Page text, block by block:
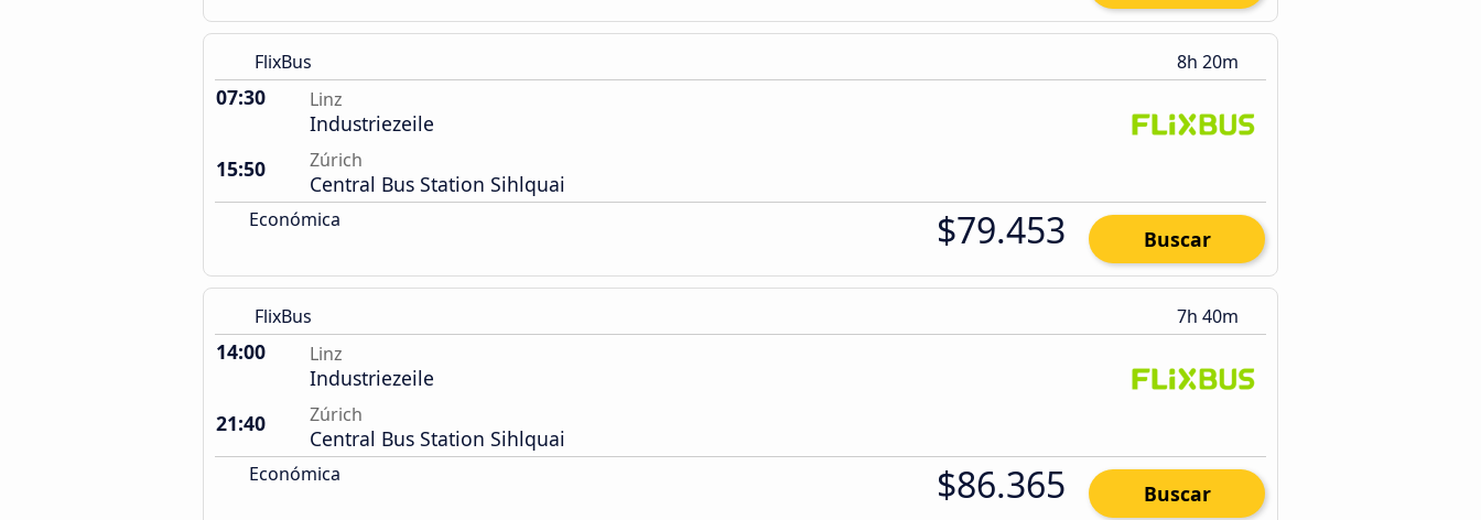
FlixBus 8h 20m
07:30 Linz
Industriezeile
15:50
Zúrich
Central Bus Station Sihlquai
Económica $79.453 Buscar
FlixBus 7h 40m
14:00 Linz
Industriezeile
21:40
Zúrich
Central Bus Station Sihlquai
Económica $86.365 Buscar